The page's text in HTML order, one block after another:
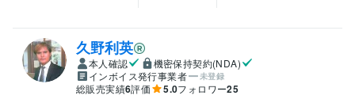
久野利英
本人確認
機密保持契約(NDA)
インボイス発行事業者
未登録
総販売実績6評価 5.0フォロワー25